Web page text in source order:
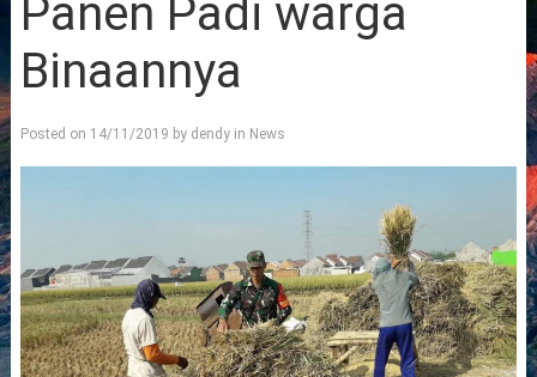
Panen Padi warga
Binaannya
Posted on 14/11/2019 by dendyin News